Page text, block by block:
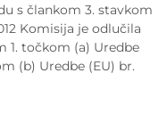
s člankom 3. stavkom
Komisija je odlučila
1. točkom (a) Uredbe
(b) Uredbe (EU) br.